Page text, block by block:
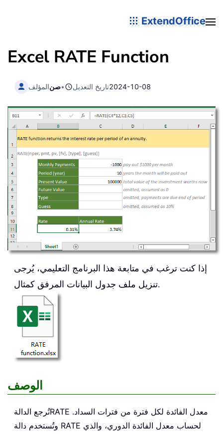
ExtendOffice
Excel RATE Function
المؤلفصن• تاريخ التعديل2024-10-08
إذا كنت ترغب في متابعة هذا البرنامج التعليمي، يُرجى
تنزيل ملف جدول البيانات المرفق كمثال.
الوصف
تُرجع الدالةRATE
وتُستخدم دالة RATE لحساب معدل الفائدة الدوري، والذي